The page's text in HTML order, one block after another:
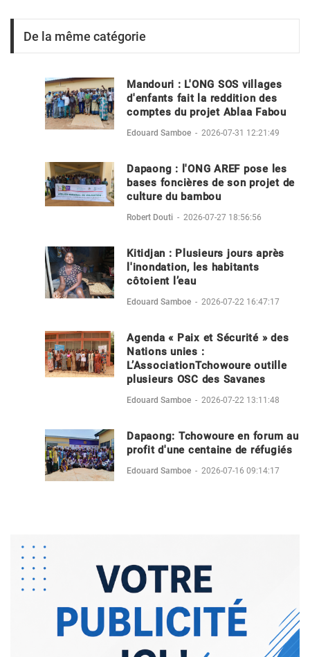
De la même catégorie
Mandouri : L'ONG SOS villages
d'enfants fait la reddition des
comptes du projet Ablaa Fabou
Edouard Samboe - 2026-07-31 12:21:49
Dapaong : l'ONG AREF pose les
bases foncières de son projet de
culture du bambou
Robert Douti - 2026-07-27 18:56:56
Kitidjan : Plusieurs jours après
l'inondation, les habitants
côtoient l’eau
Edouard Samboe - 2026-07-22 16:47:17
Agenda « Paix et Sécurité » des
Nations unies :
L’AssociationTchowoure outille
plusieurs OSC des Savanes
Edouard Samboe - 2026-07-22 13:11:48
Dapaong: Tchowoure en forum au
profit d'une centaine de réfugiés
Edouard Samboe - 2026-07-16 09:14:17